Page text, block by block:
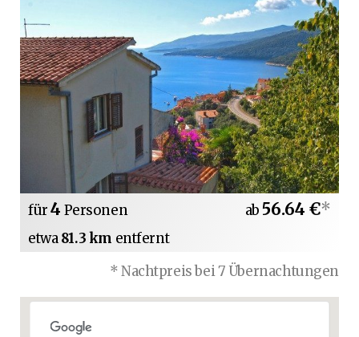
für4 Personen
etwa81.3 km entfernt
ab 56.64 €*
* Nachtpreis bei 7 Übernachtungen